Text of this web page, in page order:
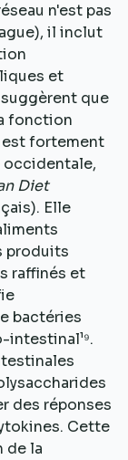
n'est pas
il inclut
et
que
fonction
fortement
occidentale,
Diet
Elle
produits
raffinés et
bactéries
des réponses
Cette
de la